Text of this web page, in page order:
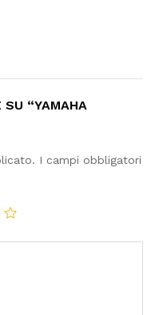
SU “YAMAHA
I campi obbligatori